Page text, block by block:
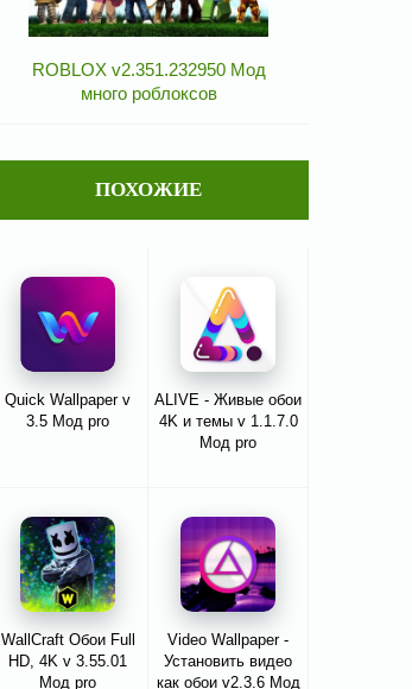
ROBLOX v2.351.232950 Мод
много роблоксов
ПОХОЖИЕ
Quick Wallpaper v
3.5 Мод pro
ALIVE - Живые обои
4K и темы v 1.1.7.0
Мод pro
WallCraft Обои Full
HD, 4K v 3.55.01
Мод pro
Video Wallpaper -
Установить видео
как обои v2.3.6 Мод